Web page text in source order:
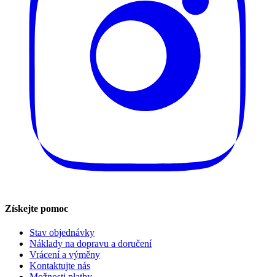
Získejte pomoc
Stav objednávky
Náklady na dopravu a doručení
Vrácení a výměny
Kontaktujte nás